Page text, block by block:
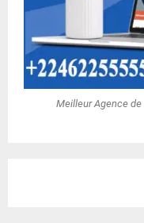
Meilleur Agence